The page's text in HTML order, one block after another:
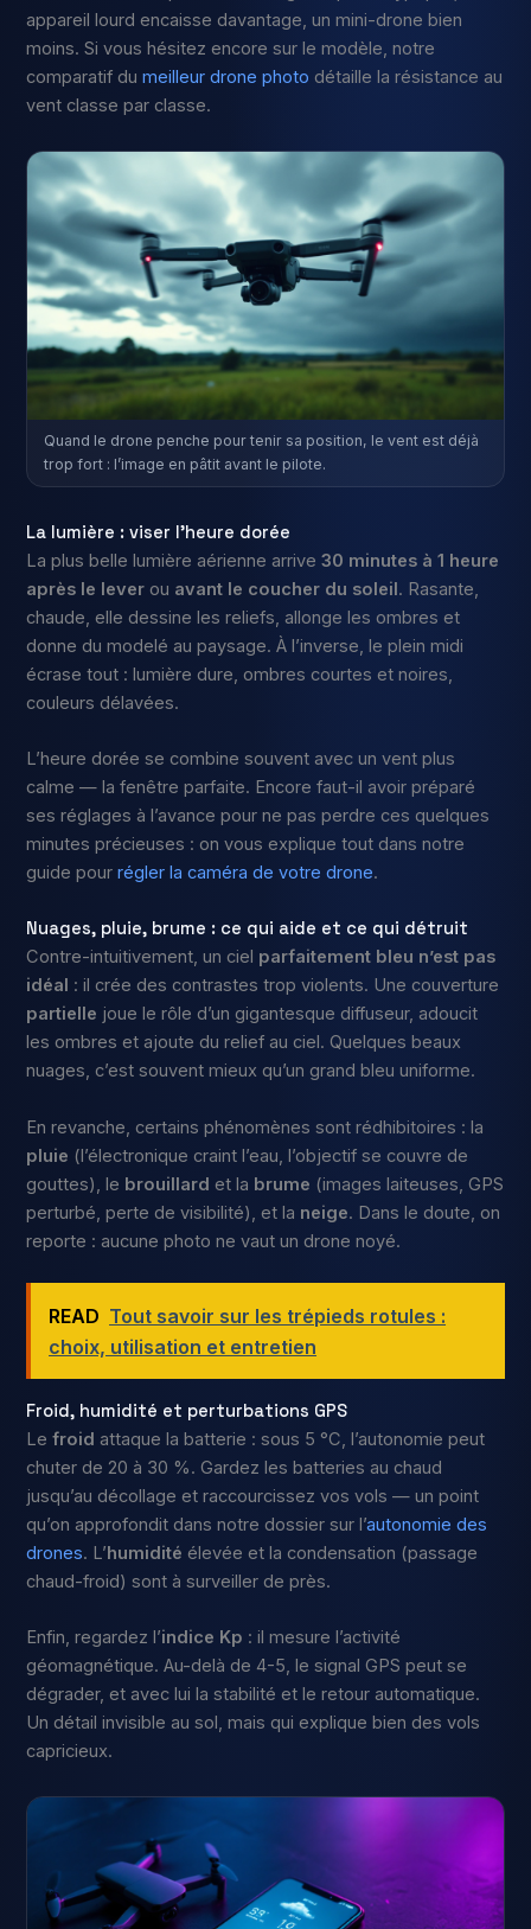
appareil lourd encaisse davantage, un mini-drone bien
moins. Si vous hésitez encore sur le modèle, notre
comparatif dumeilleur drone photo détaille la résistance au
vent classe par classe.
Quand le drone penche pour tenir sa position, le vent est déjà
trop fort : l’image en pâtit avant le pilote.
La lumière : viser l’heure dorée
La plus belle lumière aérienne arrive30 minutes à 1 heure
après le lever ou avant le coucher du soleil. Rasante,
chaude, elle dessine les reliefs, allonge les ombres et
donne du modelé au paysage. À l’inverse, le plein midi
écrase tout : lumière dure, ombres courtes et noires,
couleurs délavées.
L’heure dorée se combine souvent avec un vent plus
calme — la fenêtre parfaite. Encore faut-il avoir préparé
ses réglages à l’avance pour ne pas perdre ces quelques
minutes précieuses : on vous explique tout dans notre
guide pourrégler la caméra de votre drone.
Nuages, pluie, brume : ce qui aide et ce qui détruit
Contre-intuitivement, un ciel parfaitement bleu n’est pas
idéal : il crée des contrastes trop violents. Une couverture
partielle joue le rôle d’un gigantesque diffuseur, adoucit
les ombres et ajoute du relief au ciel. Quelques beaux
nuages, c’est souvent mieux qu’un grand bleu uniforme.
En revanche, certains phénomènes sont rédhibitoires : la
pluie (l’électronique craint l’eau, l’objectif se couvre de
gouttes), le brouillard et la brume (images laiteuses, GPS
perturbé, perte de visibilité), et la neige. Dans le doute, on
reporte : aucune photo ne vaut un drone noyé.
READ Tout savoir sur les trépieds rotules :
choix, utilisation et entretien
Froid, humidité et perturbations GPS
Lefroid attaque la batterie : sous 5 °C, l’autonomie peut
chuter de 20 à 30 %. Gardez les batteries au chaud
jusqu’au décollage et raccourcissez vos vols — un point
qu’on approfondit dans notre dossier sur l’autonomie des
drones. L’humidité élevée et la condensation (passage
chaud-froid) sont à surveiller de près.
Enfin, regardez l’indice Kp : il mesure l’activité
géomagnétique. Au-delà de 4-5, le signal GPS peut se
dégrader, et avec lui la stabilité et le retour automatique.
Un détail invisible au sol, mais qui explique bien des vols
capricieux.